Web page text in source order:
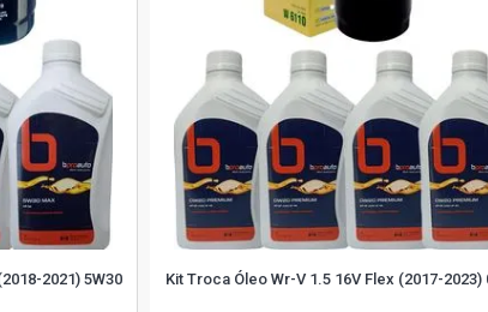
2021) 5W30 Kit Troca Óleo Wr-V 1.5 16V Flex (2017-2023)